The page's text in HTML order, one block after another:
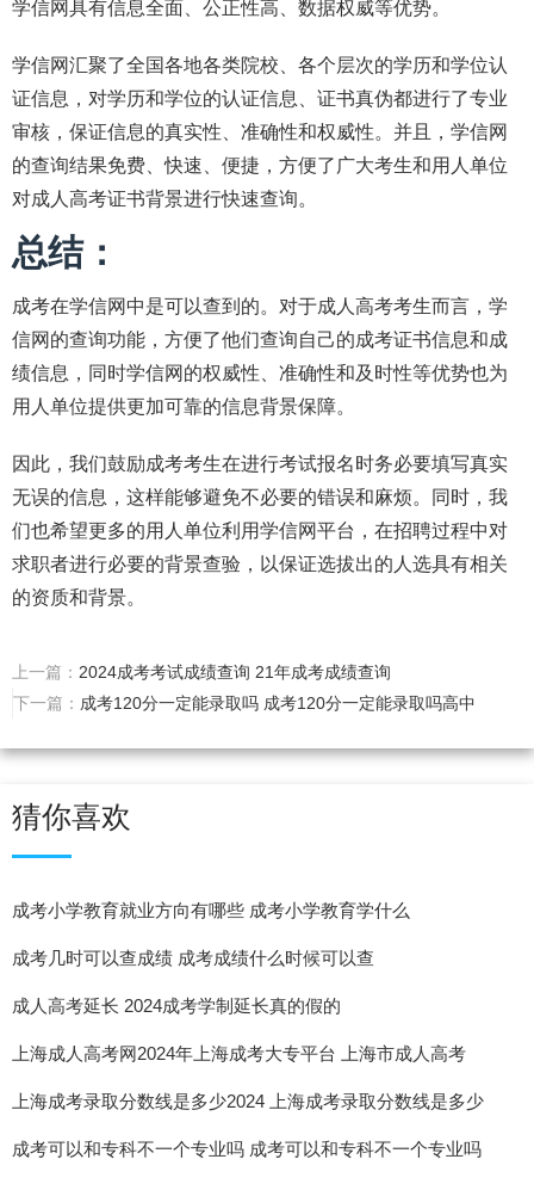
学信网具有信息全面、公正性高、数据权威等优势。
学信网汇聚了全国各地各类院校、各个层次的学历和学位认
证信息，对学历和学位的认证信息、证书真伪都进行了专业
审核，保证信息的真实性、准确性和权威性。并且，学信网
的查询结果免费、快速、便捷，方便了广大考生和用人单位
对成人高考证书背景进行快速查询。
总结：
成考在学信网中是可以查到的。对于成人高考考生而言，学
信网的查询功能，方便了他们查询自己的成考证书信息和成
绩信息，同时学信网的权威性、准确性和及时性等优势也为
用人单位提供更加可靠的信息背景保障。
因此，我们鼓励成考考生在进行考试报名时务必要填写真实
无误的信息，这样能够避免不必要的错误和麻烦。同时，我
们也希望更多的用人单位利用学信网平台，在招聘过程中对
求职者进行必要的背景查验，以保证选拔出的人选具有相关
的资质和背景。
上一篇： 2024成考考试成绩查询 21年成考成绩查询
下一篇： 成考120分一定能录取吗 成考120分一定能录取吗高中
猜你喜欢
成考小学教育就业方向有哪些 成考小学教育学什么
成考几时可以查成绩 成考成绩什么时候可以查
成人高考延长 2024成考学制延长真的假的
上海成人高考网2024年上海成考大专平台 上海市成人高考
上海成考录取分数线是多少2024 上海成考录取分数线是多少
2024
成考可以和专科不一个专业吗 成考可以和专科不一个专业吗